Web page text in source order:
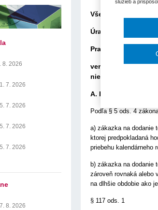
zápis do Zoznamu
subjektov
Úrad pre verejné obstarávanie
naráža na bariéry aj obavy
prezentáciu kultúr...
22. 1. 2026
Otvorenie výzvy na predkladanie žiadostí o
Výzva na poskytnutie služieb pre zhotovenie
Tretia výzva v Interreg Programe dunajského
regiónu oficiálne vyhlá...
Všeobecné
Úradu pre verejné
Pravidlá a postupy
verejným
niektorých zákonov
A. Právny rámec
Podľa § 5 ods. 4
a) zákazka na dodanie
ktorej predpokladaná
priebehu kalendárneho
b) zákazka na dodanie
zároveň rovnaká alebo
na dlhšie obdobie ako
§ 117 ods. 1
8. 2026
7. 2026
7. 2026
7. 2026
7. 2026
8. 2026
služieb a